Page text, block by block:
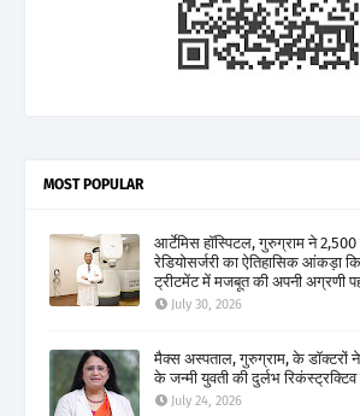
MOST POPULAR
आर्टेमिस हॉस्पिटल, गुरुग्राम ने
रेडियोसर्जरी का ऐतिहासिक आंकड़ा
ट्रीटमेंट में मजबूत की अपनी अग्रणी
July 30, 2026
मैक्स अस्पताल, गुरुग्राम, के डॉक्टरों ने
के जन्मी युवती की दुर्लभ रिकंस्ट्रक्टिव
July 24, 2026